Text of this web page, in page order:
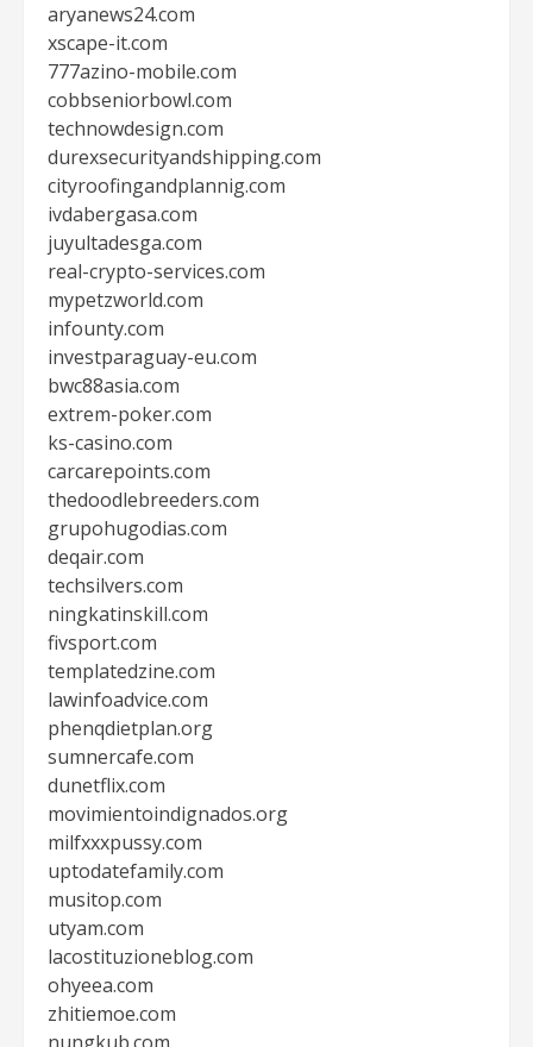
aryanews24.com
xscape-it.com
777azino-mobile.com
cobbseniorbowl.com
technowdesign.com
durexsecurityandshipping.com
cityroofingandplannig.com
ivdabergasa.com
juyultadesga.com
real-crypto-services.com
mypetzworld.com
infounty.com
investparaguay-eu.com
bwc88asia.com
extrem-poker.com
ks-casino.com
carcarepoints.com
thedoodlebreeders.com
grupohugodias.com
deqair.com
techsilvers.com
ningkatinskill.com
fivsport.com
templatedzine.com
lawinfoadvice.com
phenqdietplan.org
sumnercafe.com
dunetflix.com
movimientoindignados.org
milfxxxpussy.com
uptodatefamily.com
musitop.com
utyam.com
lacostituzioneblog.com
ohyeea.com
zhitiemoe.com